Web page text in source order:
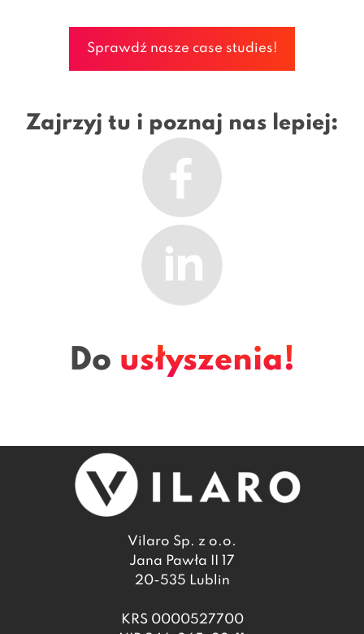
Sprawdź nasze case studies!
Zajrzyj tu i poznaj nas lepiej:
Do usłyszenia!
Vilaro Sp. z o.o.
Jana Pawła II 17
20-535 Lublin
KRS 0000527700